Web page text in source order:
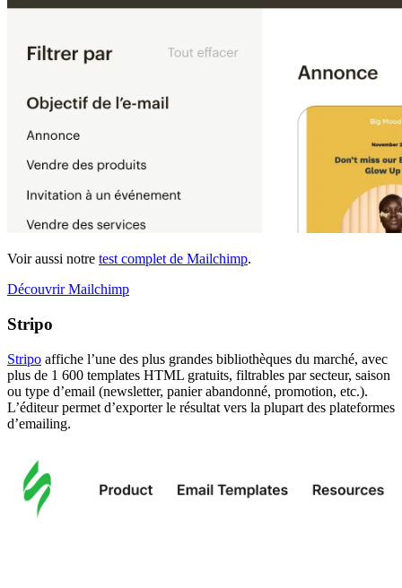
Voir aussi notre test complet de Mailchimp.
Découvrir Mailchimp
Stripo
Stripo affiche l’une des plus grandes bibliothèques du marché, avec
plus de 1 600 templates HTML gratuits, filtrables par secteur, saison
ou type d’email (newsletter, panier abandonné, promotion, etc.).
L’éditeur permet d’exporter le résultat vers la plupart des plateformes
d’emailing.